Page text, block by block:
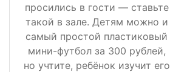
просились в гости — ставьте
такой в зале. Детям можно и
самый простой пластиковый
мини-футбол за 300 рублей,
но учтите, ребёнок изучит его